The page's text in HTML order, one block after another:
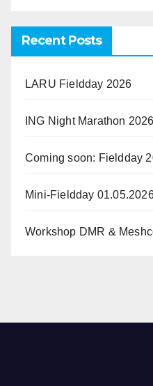
Recent Posts
LARU Fieldday 2026
ING Night Marathon 2026
Coming soon: Fieldday
Mini-Fieldday
Workshop DMR &